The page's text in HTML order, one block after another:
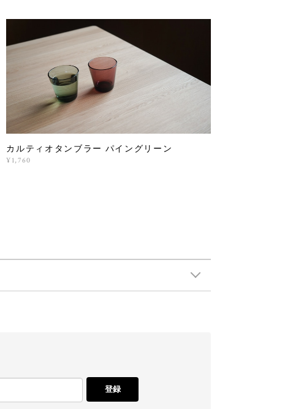
カルティオタンブラー パイングリーン
¥1,760
登録